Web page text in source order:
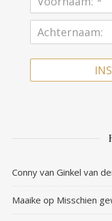
Conny van Ginkel van
Maaike op Misschien